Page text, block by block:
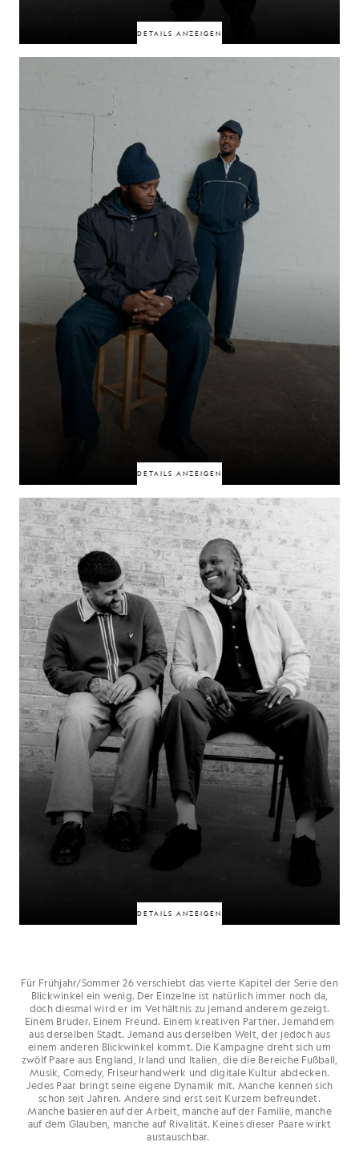
DETAILS ANZEIGEN
Verbunden durch eine Freundschaft, die im realen Leben verwurzelt ist
und in der digitalen Welt
gefestigt wurde, spiegeln Elz The Witch & Yinka Says wider, wie sich
Verbindungen heute
über beide Welten hinweg erstrecken. Was sie teilen, wirkt in jedem Raum,
einnehmen, ganz natürlich – geprägt von Vertrautheit, gemeinsamer
Energie und einer Verbindung, die sich zwischen den
Welten erstreckt.
DETAILS ANZEIGEN
50% RABATT
Adebayo Akinfenwa und Karel Prince, die durch gegenseitigen Respekt
verbunden sind, sind der Beweis dafür, dass nicht jede starke Beziehung
reibungslos beginnt. Was mit einem Fehlstart begann, entwickelte sich zu
etwas Tieferem, das auf Vertrauen, Verständnis und einer gemeinsamen
Wertschätzung dessen, was jeder einbringt, aufbaut. Manchmal
entstehen die stärksten Bindungen gerade nach den schwierigsten
Anfängen.
DETAILS ANZEIGEN
50% RABATT
Verbunden durch Innovation, Einfluss und ihren gemeinsamen Platz in der
modernen Barbierkultur haben HD Cutz & A Star Barbers dazu
beigetragen, die Branche neu zu definieren. Jeder von ihnen hat den
Bereich auf seine Weise geprägt, doch gemeinsam spiegeln sie die
Bedeutung, die Energie und das kulturelle Gewicht wider, das das
Barbierhandwerk heute besitzt.
Für Frühjahr/Sommer 26 verschiebt das vierte Kapitel der Serie den
Blickwinkel ein wenig. Der Einzelne ist natürlich immer noch da,
doch diesmal wird er im Verhältnis zu jemand anderem gezeigt.
Einem Bruder. Einem Freund. Einem kreativen Partner. Jemandem
aus derselben Stadt. Jemand aus derselben Welt, der jedoch aus
einem anderen Blickwinkel kommt. Die Kampagne dreht sich um
zwölf Paare aus England, Irland und Italien, die die Bereiche Fußball,
Musik, Comedy, Friseurhandwerk und digitale Kultur abdecken.
Jedes Paar bringt seine eigene Dynamik mit. Manche kennen sich
schon seit Jahren. Andere sind erst seit Kurzem befreundet.
Manche basieren auf der Arbeit, manche auf der Familie, manche
auf dem Glauben, manche auf Rivalität. Keines dieser Paare wirkt
austauschbar.